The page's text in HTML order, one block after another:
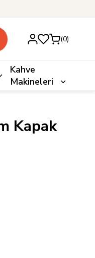
0
Kahve
Makineleri
Kapak